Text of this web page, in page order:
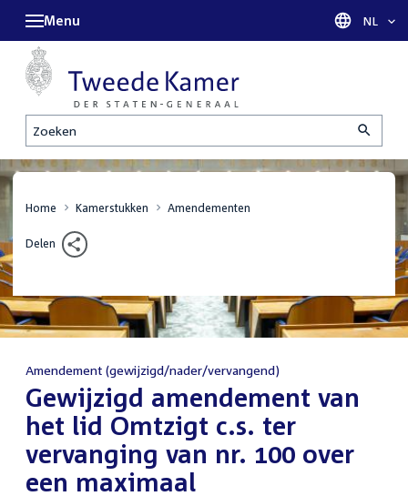
Zoeken
Menu Taal
NL
Home Kamerstukken Amendementen
Delen
Amendement (gewijzigd/nader/vervangend)
:Gewijzigd amendement van
het lid Omtzigt c.s. ter
vervanging van nr. 100 over
een maximaal